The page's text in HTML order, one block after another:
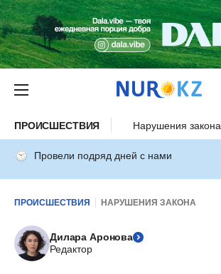
ПРОИСШЕСТВИЯ Нарушения закона
Провели подряд дней с нами
ПРОИСШЕСТВИЯ НАРУШЕНИЯ ЗАКОНА
Дилара Аронова
Редактор